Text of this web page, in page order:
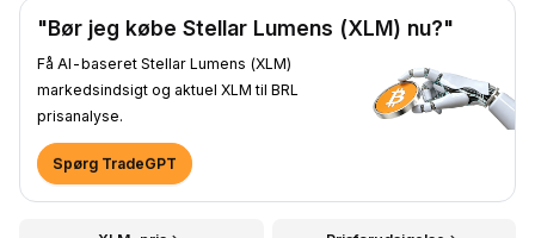
"Bør jeg købe Stellar Lumens (XLM) nu?"
Få AI-baseret Stellar Lumens (XLM)
markedsindsigt og aktuel XLM til BRL
prisanalyse.
Spørg TradeGPT